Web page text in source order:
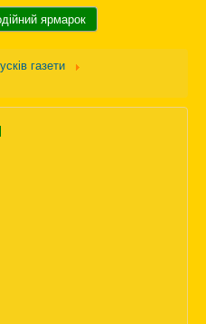
ярмарок
газети